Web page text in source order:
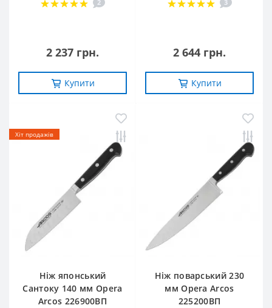
2
2 237 грн.
Купити
3
2 644 грн.
Купити
Хіт продажів
Ніж японський
Сантоку 140 мм Opera
Arcos 226900ВП
Ніж поварський 230
мм Opera Arcos
225200ВП